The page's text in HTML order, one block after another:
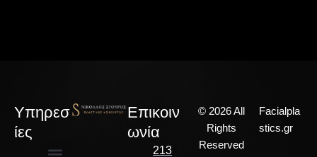
Υπηρεσ
ίες
Επικοιν
ωνία
213
© 2026 All
Rights
Reserved
Facialpla
stics.gr